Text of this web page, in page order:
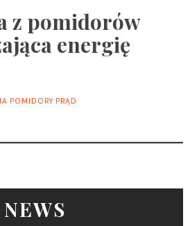
z pomidorów
energię
POMIDORY PRĄD
NEWS